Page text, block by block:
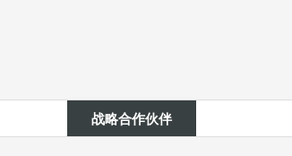
战略合作伙伴